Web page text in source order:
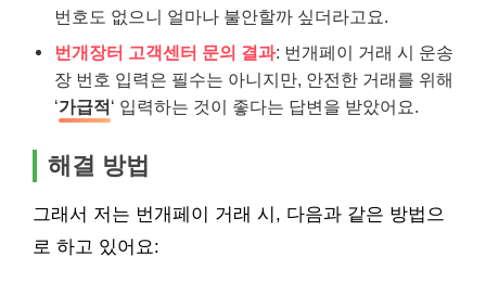
번호도 없으니 얼마나 불안할까 싶더라고요.
번개장터 고객센터 문의 결과: 번개페이 거래 시 운송
장 번호 입력은 필수는 아니지만, 안전한 거래를 위해
‘가급적‘ 입력하는 것이 좋다는 답변을 받았어요.
해결 방법
그래서 저는 번개페이 거래 시, 다음과 같은 방법으
로 하고 있어요: